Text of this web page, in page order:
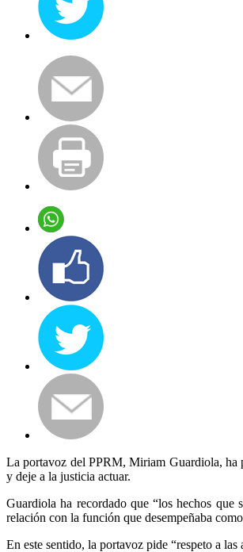
La portavoz del PPRM, Miriam Guardiola, ha
y deje a la justicia actuar.
Guardiola ha recordado que “los hechos
relación con la función que desempeñaba
En este sentido, la portavoz pide “respeto a